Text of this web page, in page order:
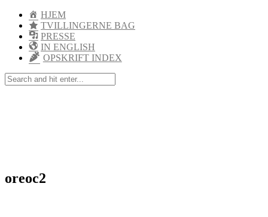
HJEM
TVILLINGERNE BAG
PRESSE
IN ENGLISH
OPSKRIFT INDEX
oreoc2